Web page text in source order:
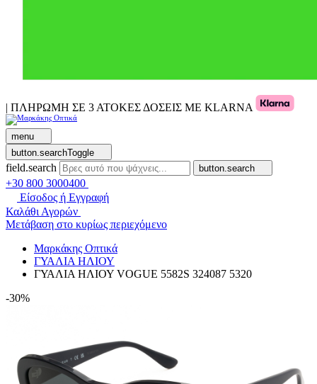
| ΠΛΗΡΩΜΗ ΣΕ 3 ΑΤΟΚΕΣ ΔΟΣΕΙΣ ΜΕ KLARNA
menu
button.searchToggle
field.search button.search
+30 800 3000400
Είσοδος ή Εγγραφή
Καλάθι Αγορών
Μετάβαση στο κυρίως περιεχόμενο
Μαρκάκης Οπτικά
ΓΥΑΛΙΑ ΗΛΙΟΥ
ΓΥΑΛΙΑ ΗΛΙΟΥ VOGUE 5582S 324087 5320
-30%